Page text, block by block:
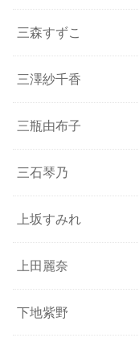
三森すずこ
三澤紗千香
三瓶由布子
三石琴乃
上坂すみれ
上田麗奈
下地紫野